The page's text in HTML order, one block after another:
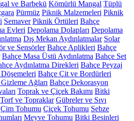
ve Barbekü Kömürlü Mangal Tüplü
Pürmüz Piknik Malzemeleri Piknik
Semaver Piknik Örtüleri Bahçe
Evleri Depolama Dolapları Depolama
Dış Mekan Aydınlatmalar Solar
ve Sensörler Bahçe Aplikleri Bahçe
Bahçe Masa Üstü Aydınlatma Bahçe Set
Aydınlatma Direkleri Bahçe Peyzaj
Bahçe Çit ve Bordürleri
Ağları Bahçe Dekorasyon
Toprak ve Çiçek Bakımı Bitki
Torf ve Topraklar Gübreler ve Sıvı
Çim Tohumu Çiçek Tohumu Sebze
Meyve Tohumu Bitki Besinleri